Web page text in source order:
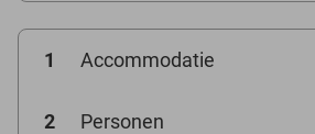
1 Accommodatie
2 Personen